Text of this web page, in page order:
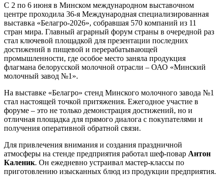
С 2 по 6 июня в Минском международном выставочном
центре проходила 36-я Международная специализированная
выставка «Белагро‑2026», собравшая 570 компаний из 11
стран мира. Главный аграрный форум страны в очередной раз
стал ключевой площадкой для презентации последних
достижений в пищевой и перерабатывающей
промышленности, где особое место заняла продукция
флагмана белорусской молочной отрасли – ОАО «Минский
молочный завод №1».
На выставке «Белагро» стенд Минского молочного завода №1
стал настоящей точкой притяжения. Ежегодное участие в
форуме – это не только демонстрация достижений, но и
отличная площадка для прямого диалога с покупателями и
получения оперативной обратной связи.
Для привлечения внимания и создания праздничной
атмосферы на стенде предприятия работал шеф-повар Антон
Каленик. Он ежедневно устраивал мастер-классы по
приготовлению изысканных блюд из продукции предприятия.